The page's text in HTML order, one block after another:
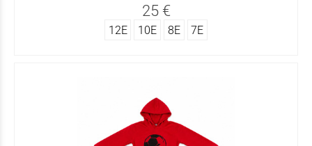
25 €
12Ε 10Ε 8Ε 7Ε